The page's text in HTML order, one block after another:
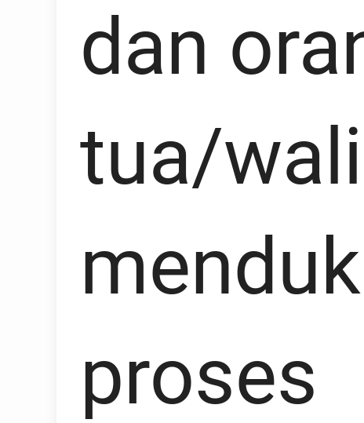
dan
tua/
proses